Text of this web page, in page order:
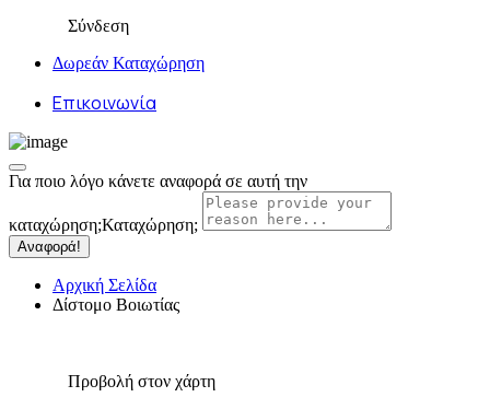
Σύνδεση
Δωρεάν Καταχώρηση
Επικοινωνία
Για ποιο λόγο κάνετε αναφορά σε αυτή την
καταχώρηση;Καταχώρηση;
Αναφορά!
Αρχική Σελίδα
Δίστομο Βοιωτίας
Προβολή στον χάρτη